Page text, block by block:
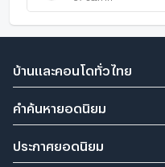
บ้านและคอนโดทั่วไทย
คำค้นหายอดนิยม
ประกาศยอดนิยม